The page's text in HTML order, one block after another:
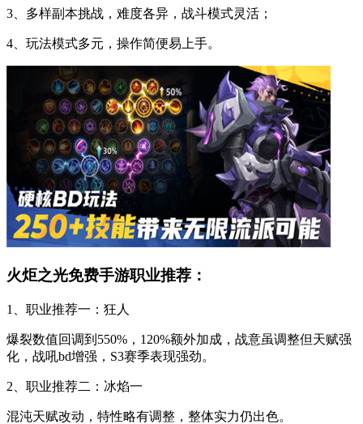
3、多样副本挑战，难度各异，战斗模式灵活；
4、玩法模式多元，操作简便易上手。
火炬之光免费手游职业推荐：
1、职业推荐一：狂人
爆裂数值回调到550%，120%额外加成，战意虽调整但天赋强
化，战吼bd增强，S3赛季表现强劲。
2、职业推荐二：冰焰一
混沌天赋改动，特性略有调整，整体实力仍出色。